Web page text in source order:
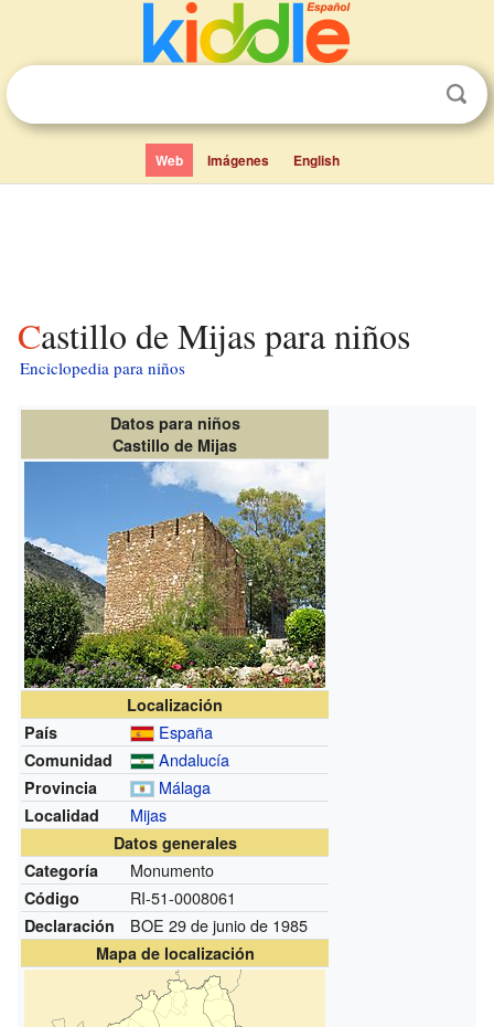
Web Imágenes English
Castillo de Mijas para niños
Enciclopedia para niños
Datos para niños
Castillo de Mijas
Localización
País
España
Comunidad Andalucía
Provincia Málaga
Localidad Mijas
Datos generales
Categoría
Monumento
Código RI-51-0008061
Declaración BOE 29 de junio de 1985
Mapa de localización